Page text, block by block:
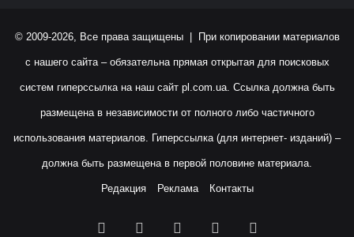
© 2009-2026, Все права защищены | При копировании материалов
с нашего сайта – обязательна прямая открытая для поисковых
систем гиперссылка на наш сайт pl.com.ua. Ссылка должна быть
размещена в независимости от полного либо частичного
использования материалов. Гиперссылка (для интернет- изданий) –
должна быть размещена в первой половине материала.
Редакция Реклама Контакты
Facebook YouTubeInstagram